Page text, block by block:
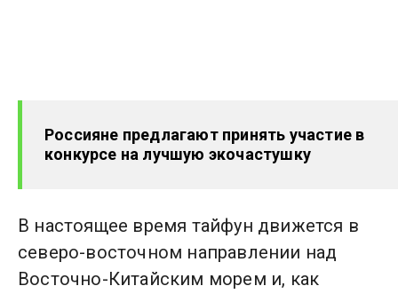
Россияне предлагают принять участие в
конкурсе на лучшую экочастушку
В настоящее время тайфун движется в
северо-восточном направлении над
Восточно-Китайским морем и, как